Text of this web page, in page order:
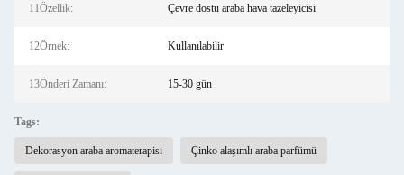
11Özellik: Çevre dostu araba hava tazeleyicisi
12Örnek: Kullanılabilir
13Önderi Zamanı: 15-30 gün
Tags:
Dekorasyon araba aromaterapisi Çinko alaşımlı araba parfümü